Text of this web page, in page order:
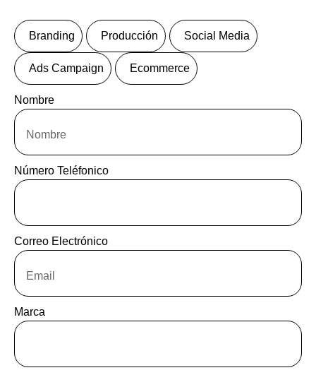
Branding Producción Social Media
Ads Campaign Ecommerce
Nombre
Número Teléfonico
Correo Electrónico
Marca